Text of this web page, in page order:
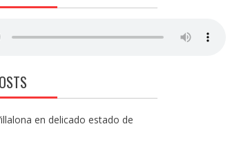
en delicado estado de